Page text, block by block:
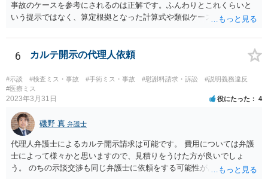
事故のケースを参考にされるのは正解です。ふんわりとこれくらいと
いう提示ではなく、算定根拠となった計算式や類似ケースでの裁判所
面、針刺し事故については医療者側の故意や過失がないと思われるケ
ースが多く、早期解決のためにある程度の減額等があることはやむを
などには、弁護士へのご依頼も検討されるべきかと思います。 弁護士
への依頼が必要になる際に備えて、また現時点でのアドバイス等をも
らうために、一度法律事務所にご相談されておいても良いかも知れま
せん。
6 カルテ開示の代理人依頼
#示談 #検査ミス・事故 #手術ミス・事故 #慰謝料請求・訴訟
#説明義務違反
#医療ミス
2023年3月31日 役にたった 4
磯野 真 弁護士
代理人弁護士によるカルテ開示請求は可能です。 費用については弁護
士によって様々かと思いますので、見積りをうけた方が良いでしょ
う。 のちの示談交渉も同じ弁護士に依頼をする可能性がある場合に